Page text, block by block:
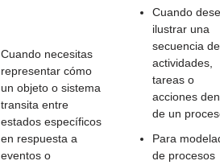
Cuando necesitas
representar cómo
un objeto o sistema
transita entre
estados específicos
en respuesta a
eventos o
Cuando
ilustrar una
secuencia de
actividades,
tareas o
acciones
de un
Para
de procesos